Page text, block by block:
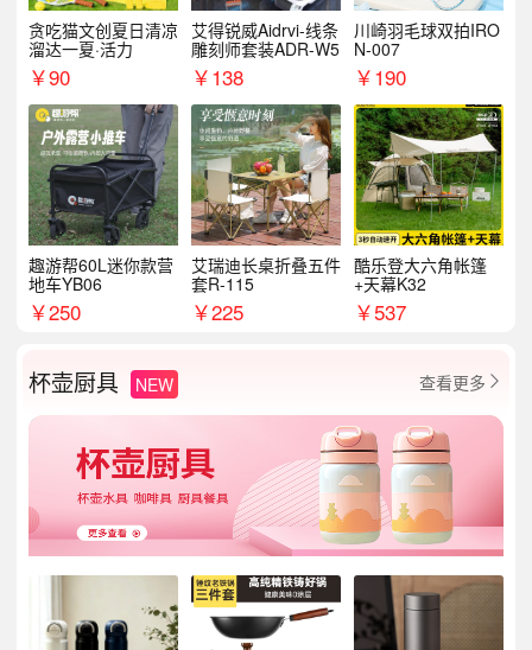
贪吃猫文创夏日清凉
溜达一夏·活力
￥90
艾得锐威Aidrvi-线条
雕刻师套装ADR-W5
￥138
川崎羽毛球双拍IRO
N-007
￥190
趣游帮60L迷你款营
地车YB06
￥250
艾瑞迪长桌折叠五件
套R-115
￥225
酷乐登大六角帐篷
+天幕K32
￥537
杯壶厨具 NEW 查看更多 